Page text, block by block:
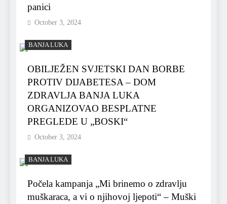
panici
October 3, 2024
BANJA LUKA
OBILJEŽEN SVJETSKI DAN BORBE
PROTIV DIJABETESA – DOM
ZDRAVLJA BANJA LUKA
ORGANIZOVAO BESPLATNE
PREGLEDE U „BOSKI“
October 3, 2024
BANJA LUKA
Počela kampanja „Mi brinemo o zdravlju
muškaraca, a vi o njihovoj ljepoti“ – Muški